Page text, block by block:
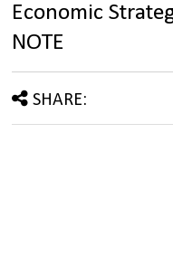
Economic
NOTE
SHARE: